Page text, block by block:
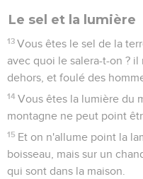
Le sel et la lumière
13 Vous êtes le sel de la
avec quoi le salera-t-on ?
dehors, et foulé des
14 Vous êtes la lumière du
montagne ne peut point
15 Et on n'allume point la
boisseau, mais sur un
qui sont dans la maison.